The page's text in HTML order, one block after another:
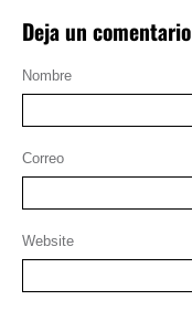
Deja un comentario
Nombre
Correo
Website